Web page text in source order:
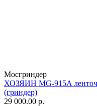
Мосгриндер
ХОЗЯИН MG-915A
(гриндер)
29 000.00 р.